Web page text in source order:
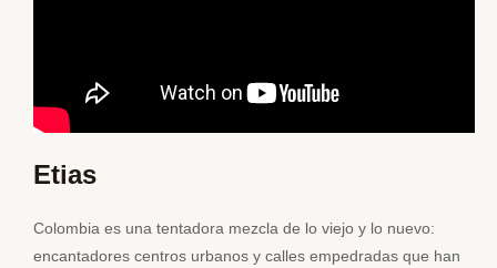
Etias
Colombia es una tentadora mezcla de lo viejo y lo nuevo:
encantadores centros urbanos y calles empedradas que han